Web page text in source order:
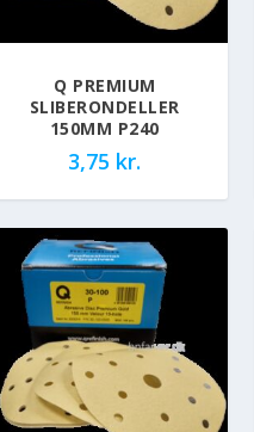
Q PREMIUM
SLIBERONDELLER
150MM P240
3,75 kr.